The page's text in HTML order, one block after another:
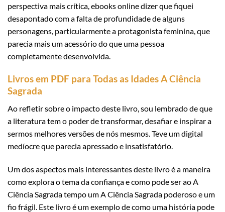
perspectiva mais crítica, ebooks online dizer que fiquei
desapontado com a falta de profundidade de alguns
personagens, particularmente a protagonista feminina, que
parecia mais um acessório do que uma pessoa
completamente desenvolvida.
Livros em PDF para Todas as Idades A Ciência
Sagrada
Ao refletir sobre o impacto deste livro, sou lembrado de que
a literatura tem o poder de transformar, desafiar e inspirar a
sermos melhores versões de nós mesmos. Teve um digital
medíocre que parecia apressado e insatisfatório.
Um dos aspectos mais interessantes deste livro é a maneira
como explora o tema da confiança e como pode ser ao A
Ciência Sagrada tempo um A Ciência Sagrada poderoso e um
fio frágil. Este livro é um exemplo de como uma história pode